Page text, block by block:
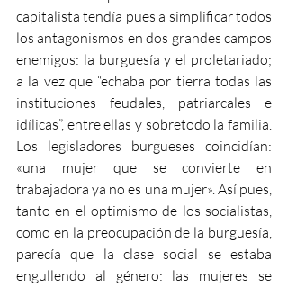
capitalista tendía pues a simplificar todos
los antagonismos en dos grandes campos
enemigos: la burguesía y el proletariado;
a la vez que “echaba por tierra todas las
instituciones feudales, patriarcales e
idílicas”, entre ellas y sobretodo la familia.
Los legisladores burgueses coincidían:
«una mujer que se convierte en
trabajadora ya no es una mujer». Así pues,
tanto en el optimismo de los socialistas,
como en la preocupación de la burguesía,
parecía que la clase social se estaba
engullendo al género: las mujeres se